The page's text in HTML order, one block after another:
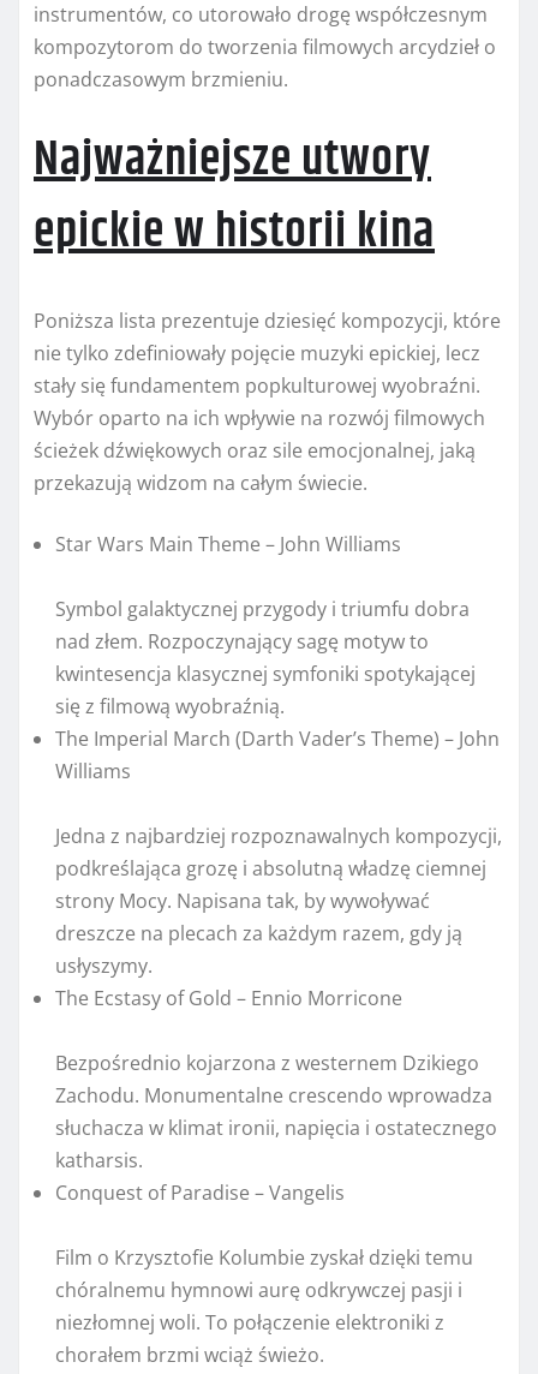
instrumentów, co utorowało drogę współczesnym
kompozytorom do tworzenia filmowych arcydzieł o
ponadczasowym brzmieniu.
Najważniejsze utwory
epickie w historii kina
Poniższa lista prezentuje dziesięć kompozycji, które
nie tylko zdefiniowały pojęcie muzyki epickiej, lecz
stały się fundamentem popkulturowej wyobraźni.
Wybór oparto na ich wpływie na rozwój filmowych
ścieżek dźwiękowych oraz sile emocjonalnej, jaką
przekazują widzom na całym świecie.
Star Wars Main Theme – John Williams
Symbol galaktycznej przygody i triumfu dobra
nad złem. Rozpoczynający sagę motyw to
kwintesencja klasycznej symfoniki spotykającej
się z filmową wyobraźnią.
The Imperial March (Darth Vader’s Theme) – John
Williams
Jedna z najbardziej rozpoznawalnych kompozycji,
podkreślająca grozę i absolutną władzę ciemnej
strony Mocy. Napisana tak, by wywoływać
dreszcze na plecach za każdym razem, gdy ją
usłyszymy.
The Ecstasy of Gold – Ennio Morricone
Bezpośrednio kojarzona z westernem Dzikiego
Zachodu. Monumentalne crescendo wprowadza
słuchacza w klimat ironii, napięcia i ostatecznego
katharsis.
Conquest of Paradise – Vangelis
Film o Krzysztofie Kolumbie zyskał dzięki temu
chóralnemu hymnowi aurę odkrywczej pasji i
niezłomnej woli. To połączenie elektroniki z
chorałem brzmi wciąż świeżo.